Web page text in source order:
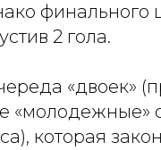
2 гола.
«двоек»
«молодежные»
которая